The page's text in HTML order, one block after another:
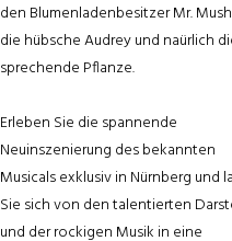
den Blumenladenbesitzer Mr.
die hübsche Audrey und naürlich
sprechende Pflanze.
Erleben Sie die spannende
Neuinszenierung des bekannten
Musicals exklusiv in Nürnberg und
Sie sich von den talentierten
und der rockigen Musik in eine